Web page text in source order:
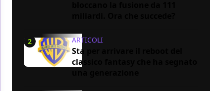
2 ARTICOLI
Sta per arrivare il reboot del
classico fantasy che ha segnato